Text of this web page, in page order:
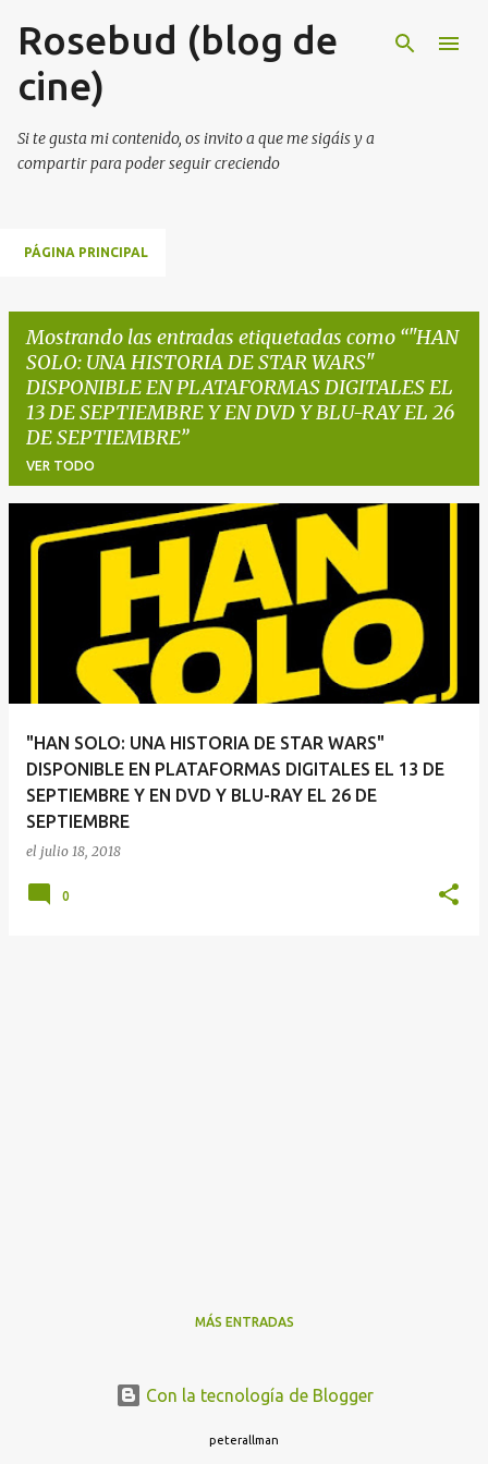
Ir al contenido principal
Rosebud (blog de
cine)
Si te gusta mi contenido, os invito a que me sigáis y a
compartir para poder seguir creciendo
PÁGINA PRINCIPAL
Mostrando las entradas etiquetadas como "HAN
SOLO: UNA HISTORIA DE STAR WARS"
DISPONIBLE EN PLATAFORMAS DIGITALES EL
13 DE SEPTIEMBRE Y EN DVD Y BLU-RAY EL 26
DE SEPTIEMBRE
VER TODO
"HAN SOLO: UNA HISTORIA DE STAR WARS"
DISPONIBLE EN PLATAFORMAS DIGITALES EL 13 DE
SEPTIEMBRE Y EN DVD Y BLU-RAY EL 26 DE
SEPTIEMBRE
el julio 18, 2018
0
MÁS ENTRADAS
Con la tecnología de Blogger
peterallman